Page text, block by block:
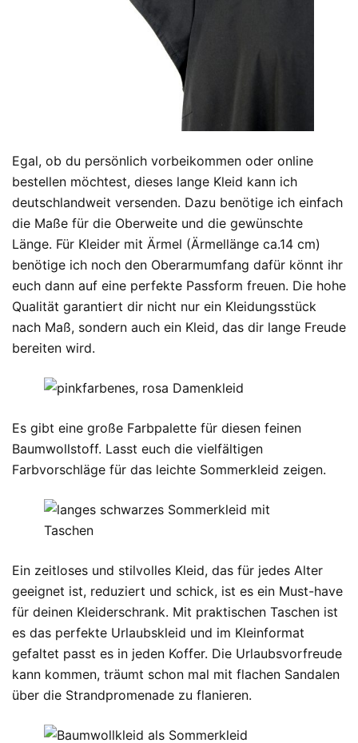
Egal, ob du persönlich vorbeikommen oder online
bestellen möchtest, dieses lange Kleid kann ich
deutschlandweit versenden. Dazu benötige ich einfach
die Maße für die Oberweite und die gewünschte
Länge. Für Kleider mit Ärmel (Ärmellänge ca.14 cm)
benötige ich noch den Oberarmumfang dafür könnt ihr
euch dann auf eine perfekte Passform freuen. Die hohe
Qualität garantiert dir nicht nur ein Kleidungsstück
nach Maß, sondern auch ein Kleid, das dir lange Freude
bereiten wird.
Es gibt eine große Farbpalette für diesen feinen
Baumwollstoff. Lasst euch die vielfältigen
Farbvorschläge für das leichte Sommerkleid zeigen.
Ein zeitloses und stilvolles Kleid, das für jedes Alter
geeignet ist, reduziert und schick, ist es ein Must-have
für deinen Kleiderschrank. Mit praktischen Taschen ist
es das perfekte Urlaubskleid und im Kleinformat
gefaltet passt es in jeden Koffer. Die Urlaubsvorfreude
kann kommen, träumt schon mal mit flachen Sandalen
über die Strandpromenade zu flanieren.